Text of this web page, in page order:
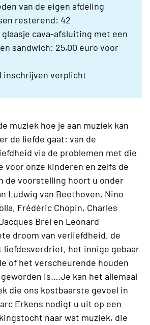
van de eigen afdeling
resterend: 42
cava-afsluiting met een
sandwich: 25,00 euro voor
inschrijven verplicht
muziek hoe je aan muziek kan
de liefde gaat: van de
via de problemen met die
voor onze kinderen en zelfs de
de voorstelling hoort u onder
Ludwig van Beethoven, Nino
Frédéric Chopin, Charles
Brel en Leonard
droom van verliefdheid, de
liefdesverdriet, het innige gebaar
of het verscheurende houden
is….Je kan het allemaal
die ons kostbaarste gevoel in
Erkens nodigt u uit op een
naar wat muziek, die